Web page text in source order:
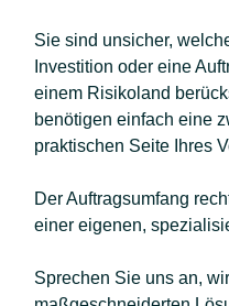
Sie sind unsicher,
Investition oder eine
einem Risikoland
benötigen einfach eine
praktischen Seite Ihres
Der Auftragsumfang
einer eigenen,
Sprechen Sie uns an,